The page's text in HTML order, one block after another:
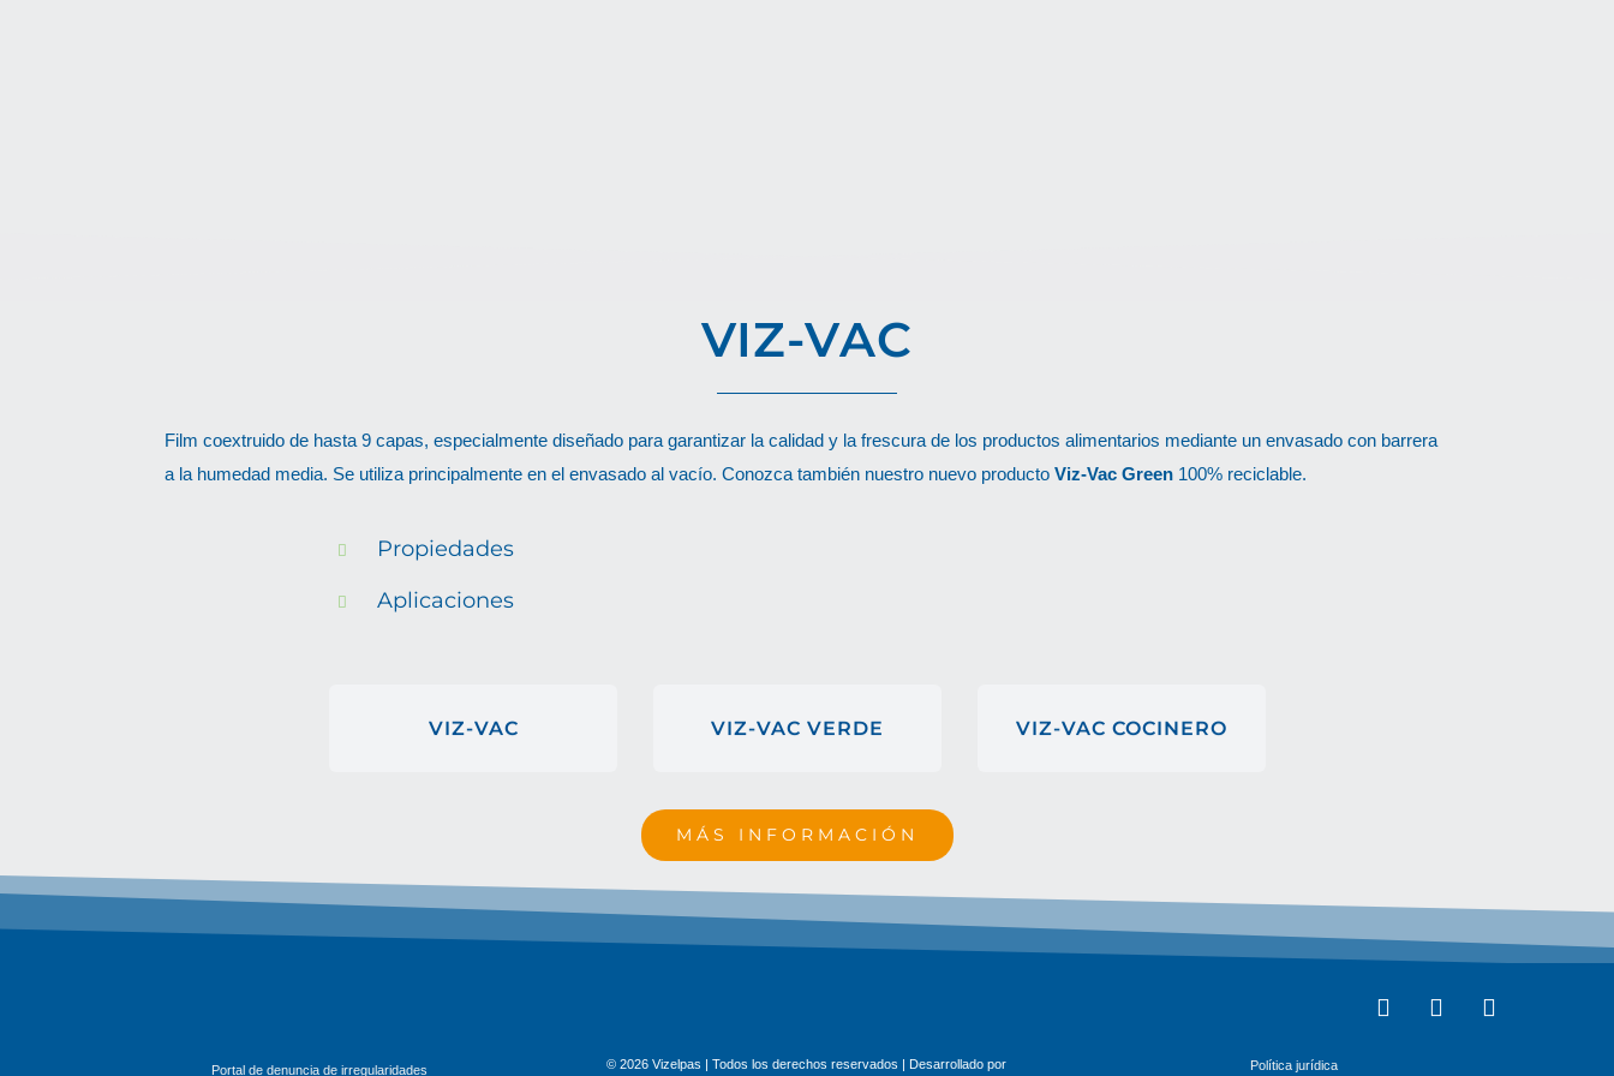
VIZ-VAC
Film coextruido de hasta 9 capas, especialmente diseñado para garantizar la calidad y la frescura de los productos alimentarios mediante un envasado con barrera
a la humedad media. Se utiliza principalmente en el envasado al vacío. Conozca también nuestro nuevo producto Viz-Vac Green100% reciclable.
Propiedades
Aplicaciones
VIZ-VAC VIZ-VAC VERDE VIZ-VAC COCINERO
MÁS INFORMACIÓN
Portal de denuncia de irregularidades © 2026 Vizelpas | Todos los derechos reservados | Desarrollado por Política jurídica